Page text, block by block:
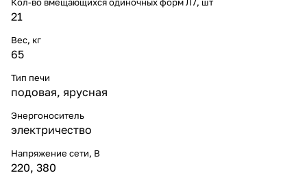
21
Вес, кг
65
Тип печи
подовая, ярусная
Энергоноситель
электричество
Напряжение сети, В
220, 380